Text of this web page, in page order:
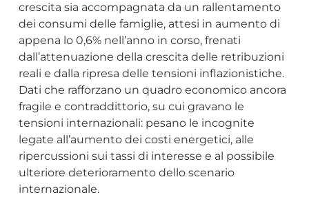
crescita sia accompagnata da un rallentamento
dei consumi delle famiglie, attesi in aumento di
appena lo 0,6% nell’anno in corso, frenati
dall’attenuazione della crescita delle retribuzioni
reali e dalla ripresa delle tensioni inflazionistiche.
Dati che rafforzano un quadro economico ancora
fragile e contraddittorio, su cui gravano le
tensioni internazionali: pesano le incognite
legate all’aumento dei costi energetici, alle
ripercussioni sui tassi di interesse e al possibile
ulteriore deterioramento dello scenario
internazionale.